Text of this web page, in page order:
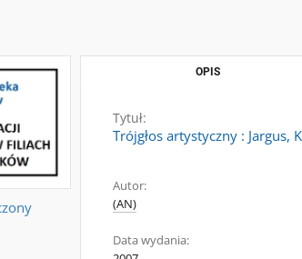
OPIS
Tytuł:
Trójgłos artystyczny : Jargus,
Autor:
(AN)
Data wydania: